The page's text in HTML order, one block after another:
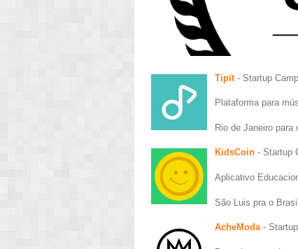
Tipit - Startup
Plataforma para
Rio de Janeiro para
KidsCoin - Startup
Aplicativo
São Luis pra o Brasil
AcheModa -